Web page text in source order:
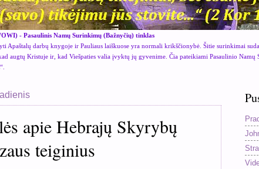
- Pasaulinis Namų Surinkimų (Bažnyčių) tinklas
Apaštalų darbų knygoje ir Pauliaus laiškuose yra normali krikščionybė. Šitie surinkimai
augtų Kristuje ir, kad Viešpaties valia įvyktų jų gyvenime. Čia pateikiami Pasaulinio
apie Hebrajų Skyrybų
teiginius